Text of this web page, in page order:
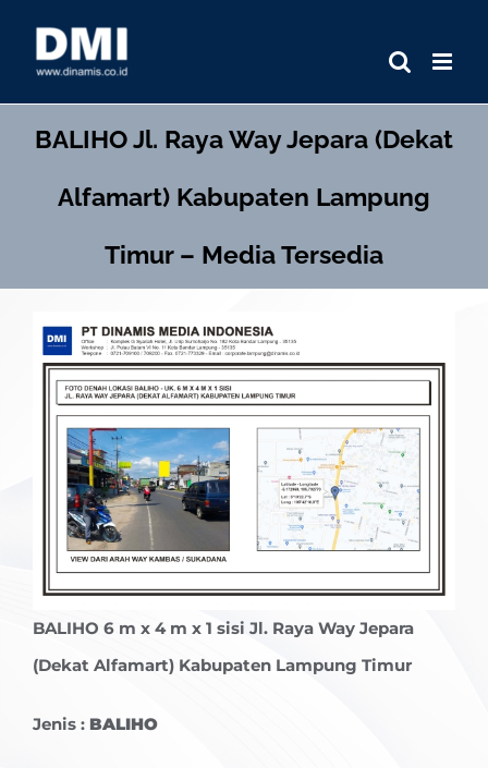
BALIHOJl. Raya Way Jepara (Dekat
Alfamart) Kabupaten Lampung
Timur – Media Tersedia
BALIHO 6 m x 4 m x 1 sisi Jl. Raya Way Jepara
(Dekat Alfamart) Kabupaten Lampung Timur
Jenis : BALIHO